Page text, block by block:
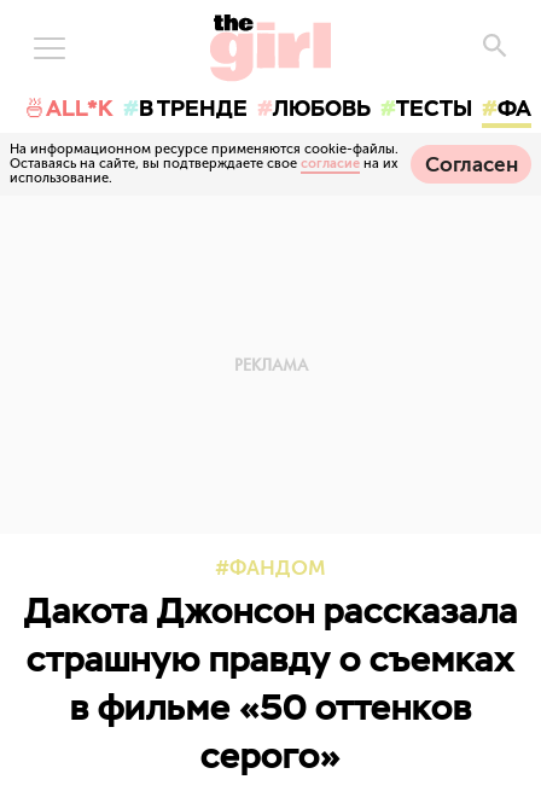
🍜ALL*K В ТРЕНДЕ ЛЮБОВЬ ТЕСТЫ
На информационном ресурсе применяются cookie-файлы.
Оставаясь на сайте, вы подтверждаете свое согласие на их
использование.
Согласен
ФАНДОМ
Дакота Джонсон рассказала
страшную правду о съемках
в фильме «50 оттенков
серого»